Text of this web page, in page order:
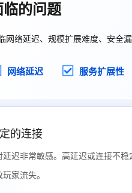
临的问题
网络延迟、规模扩展难度、安全
网络延迟 服务扩展性
的连接
延迟非常敏感。高延迟或连接不
家流失。